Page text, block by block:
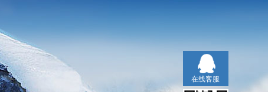
在线客服